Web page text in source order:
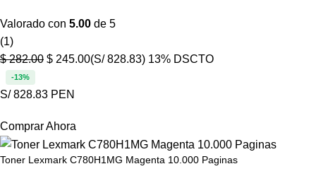
Valorado con 5.00 de 5
(1)
$282.00 $ 245.00(S/ 828.83) 13% DSCTO
-13%
S/ 828.83 PEN
Comprar Ahora
Toner Lexmark C780H1MG Magenta 10.000 Paginas